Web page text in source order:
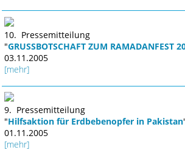
10. Pressemitteilung
"GRUSSBOTSCHAFT ZUM RAMADANFEST
03.11.2005
[mehr]
9. Pressemitteilung
"Hilfsaktion für Erdbebenopfer in Pakistan
01.11.2005
[mehr]